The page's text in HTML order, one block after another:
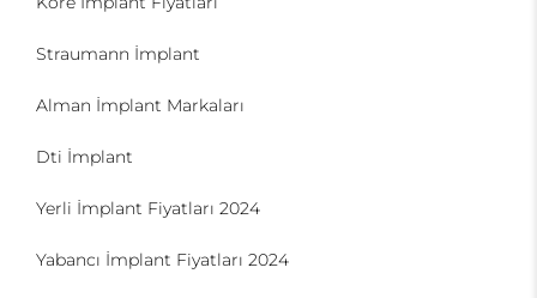
Straumann İmplant
Alman İmplant Markaları
Dti İmplant
Yerli İmplant Fiyatları 2024
Yabancı İmplant Fiyatları 2024